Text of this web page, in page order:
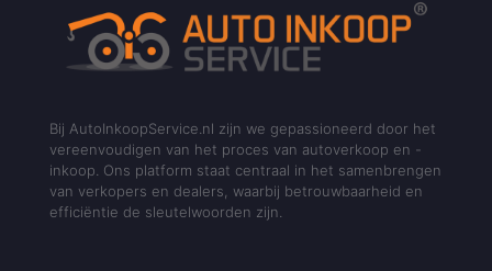
Bij AutoInkoopService.nl zijn we gepassioneerd door het
vereenvoudigen van het proces van autoverkoop en -
inkoop. Ons platform staat centraal in het samenbrengen
van verkopers en dealers, waarbij betrouwbaarheid en
efficiëntie de sleutelwoorden zijn.